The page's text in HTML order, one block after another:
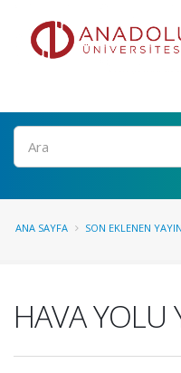
Ara
ANA SAYFA SON EKLENEN
HAVA YOLU